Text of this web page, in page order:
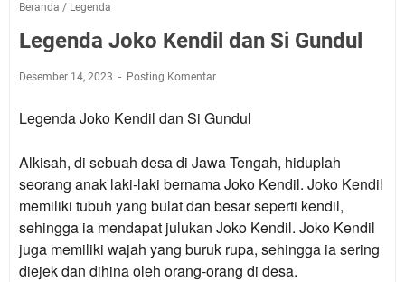
Beranda / Legenda
Legenda Joko Kendil dan Si Gundul
Desember 14, 2023 Posting Komentar
Legenda Joko Kendil dan Si Gundul
Alkisah, di sebuah desa di Jawa Tengah, hiduplah
seorang anak laki-laki bernama Joko Kendil. Joko Kendil
memiliki tubuh yang bulat dan besar seperti kendil,
sehingga ia mendapat julukan Joko Kendil. Joko Kendil
juga memiliki wajah yang buruk rupa, sehingga ia sering
diejek dan dihina oleh orang-orang di desa.